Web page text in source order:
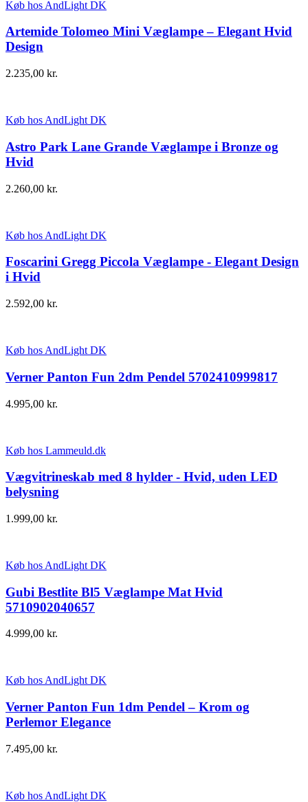
Køb hos AndLight DK
Artemide Tolomeo Mini Væglampe – Elegant Hvid
Design
2.235,00 kr.
Køb hos AndLight DK
Astro Park Lane Grande Væglampe i Bronze og
Hvid
2.260,00 kr.
Køb hos AndLight DK
Foscarini Gregg Piccola Væglampe - Elegant Design
i Hvid
2.592,00 kr.
Køb hos AndLight DK
Verner Panton Fun 2dm Pendel 5702410999817
4.995,00 kr.
Køb hos Lammeuld.dk
Vægvitrineskab med 8 hylder - Hvid, uden LED
belysning
1.999,00 kr.
Køb hos AndLight DK
Gubi Bestlite Bl5 Væglampe Mat Hvid
5710902040657
4.999,00 kr.
Køb hos AndLight DK
Verner Panton Fun 1dm Pendel – Krom og
Perlemor Elegance
7.495,00 kr.
Køb hos AndLight DK